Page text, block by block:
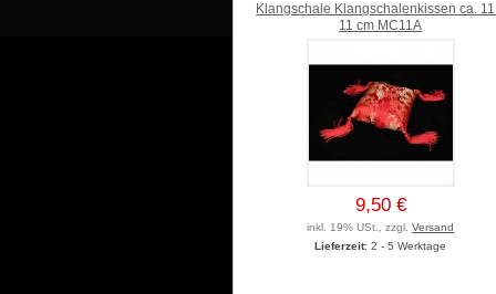
Klangschale Klangschalenkissen ca.
11 cm MC11A
9,50 €
inkl. 19% USt., zzgl.Versand
Lieferzeit: 2 - 5 Werktage